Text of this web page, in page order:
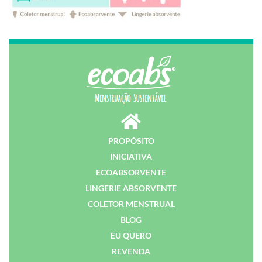
PROPÓSITO
INICIATIVA
ECOABSORVENTE
LINGERIE ABSORVENTE
COLETOR MENSTRUAL
BLOG
EU QUERO
REVENDA